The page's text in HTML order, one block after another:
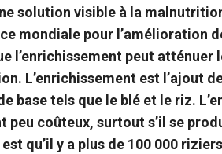
solution visible à la
mondiale pour l’amélioration
l’enrichissement peut atténuer
L’enrichissement est l’ajout
base tels que le blé et le riz.
peu coûteux, surtout s’il se
qu’il y a plus de 100 000